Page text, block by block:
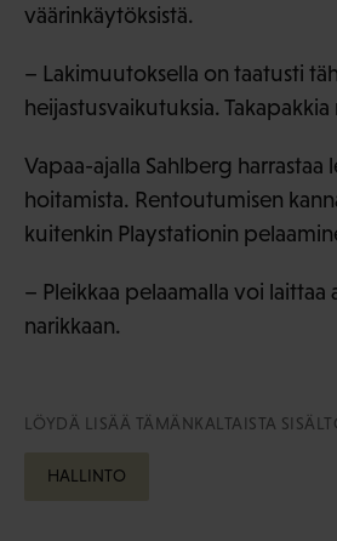
väärinkäytöksistä.
– Lakimuutoksella on taatusti
heijastusvaikutuksia. Takapakkia
Vapaa-ajalla Sahlberg harrastaa
hoitamista. Rentoutumisen
kuitenkin Playstationin
– Pleikkaa pelaamalla voi laittaa
narikkaan.
LÖYDÄ LISÄÄ TÄMÄNKALTAISTA
HALLINTO